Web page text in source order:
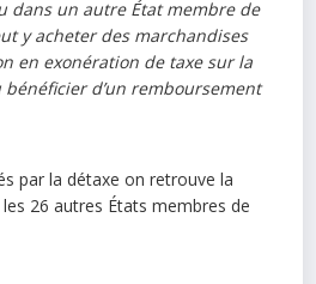
dans un autre État membre de
y acheter des marchandises
en exonération de taxe sur la
bénéficier d’un remboursement
par la détaxe on retrouve la
26 autres États membres de